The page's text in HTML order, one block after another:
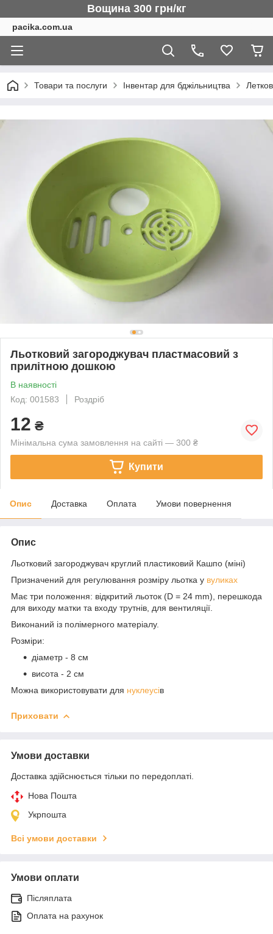
Вощина 300 грн/кг
pacika.com.ua
Товари та послуги Інвентар для бджільництва
Льотковий загороджувач пластмасовий з
прилітною дошкою
В наявності
Код: 001583
Роздріб
12 ₴
Мінімальна сума замовлення на сайті — 300 ₴
Купити
Опис Доставка Оплата Умови повернення
Опис
Льотковий загороджувач круглий пластиковий Кашпо (міні)
Призначений для регулювання розміру льотка у вуликах
Має три положення: відкритий льоток (D = 24 mm), перешкода
для виходу матки та входу трутнів, для вентиляції.
Виконаний із полімерного матеріалу.
Розміри:
діаметр - 8 см
висота - 2 см
Можна використовувати для нуклеусів
Приховати
Умови доставки
Доставка здійснюється тільки по передоплаті.
Нова Пошта
Укрпошта
Всі умови доставки
Умови оплати
Післяплата
Оплата на рахунок